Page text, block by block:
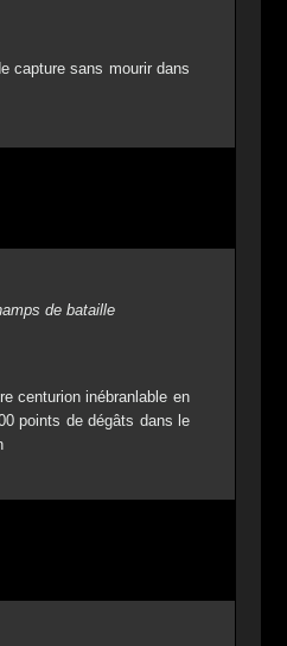
capture sans mourir dans
de bataille
centurion inébranlable en
points de dégâts dans le